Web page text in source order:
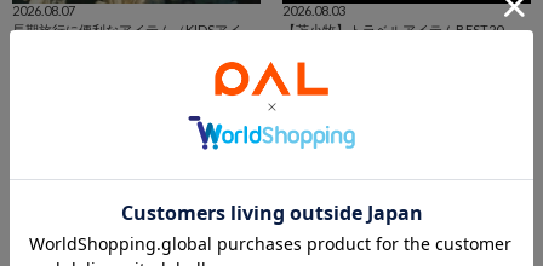
2026.08.07
長期旅行に便利なアイテム（KIDSアイテムも追加しました）🧳
2026.08.03
【苫小牧】トラベルアイテムBEST20